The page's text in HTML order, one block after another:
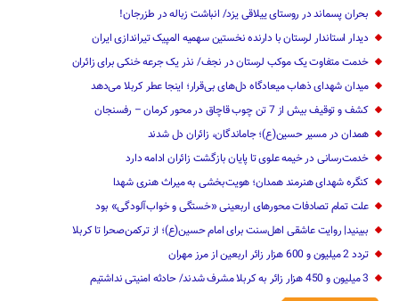
بحران پسماند در روستای ییلاقی یزد/ انباشت زباله در طزرجان!
دیدار استاندار لرستان با دارنده نخستین سهمیه المپیک تیراندازی ایران
خدمت متفاوت یک موکب لرستان در نجف/ نذر یک جرعه خنکی برای زائران
میدان شهدای ذهاب میعادگاه دل‌های بی‌قرار؛ اینجا عطر کربلا می‌دهد
کشف و توقیف بیش از 7 تن چوب قاچاق در محور کرمان – رفسنجان
همدان در مسیر حسین(ع)؛ جاماندگان، زائران دل شدند
خدمت‌رسانی در خیمه علوی تا پایان بازگشت زائران ادامه دارد
کنگره شهدای هنرمند همدان؛ هویت‌بخشی به میراث هنری شهدا
علت تمام‌ تصادفات محورهای اربعینی‌ «خستگی و خواب‌آلودگی» ‌بود
ببینید| روایت عاشقی اهل‌سنت برای امام حسین(ع)؛ از ترکمن‌صحرا تا کربلا
تردد 2 میلیون و 600 هزار زائر اربعین از مرز مهران‌‌
3 میلیون و 450 هزار ‌زائر به کربلا مشرف شد‌ند/‌ حادثه امنیتی نداشتیم